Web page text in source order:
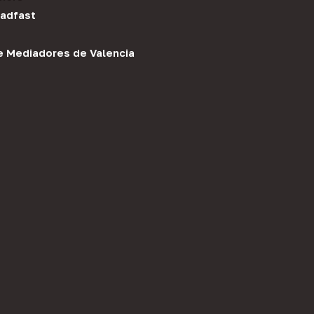
Mediadores de Valencia